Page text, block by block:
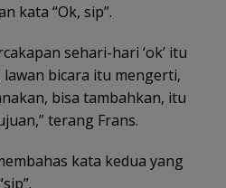
kata “Ok, sip”.
sehari-hari ‘ok’ itu
bicara itu mengerti,
bisa tambahkan, itu
terang Frans.
kata kedua yang